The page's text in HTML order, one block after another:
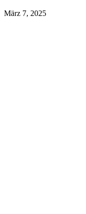
März 7, 2025